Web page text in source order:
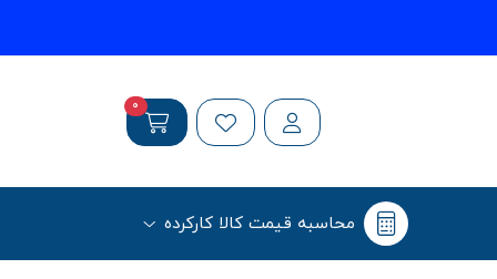
0
محاسبه قیمت کالا کارکرده